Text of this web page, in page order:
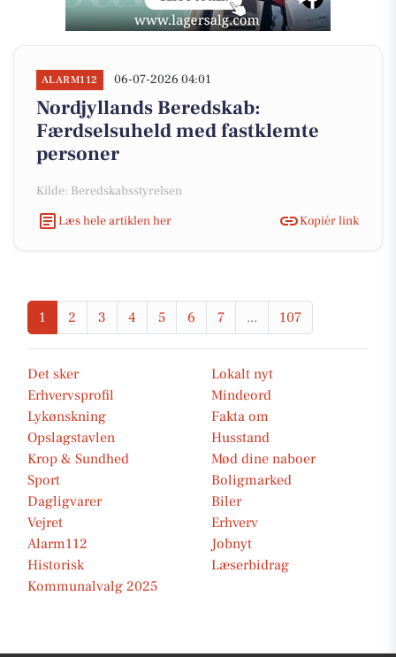
ALARM112 06-07-2026 04:01
Nordjyllands Beredskab:
Færdselsuheld med fastklemte
personer
Kilde: Beredskabsstyrelsen
Læs hele artiklen her
Kopiér link
1 2 3 4 5 6 7 ... 107
Det sker
Lokalt nyt
Erhvervsprofil
Mindeord
Lykønskning
Fakta om
Opslagstavlen
Husstand
Krop & Sundhed
Mød dine naboer
Sport
Boligmarked
Dagligvarer
Biler
Vejret
Erhverv
Alarm112
Jobnyt
Historisk
Læserbidrag
Kommunalvalg 2025